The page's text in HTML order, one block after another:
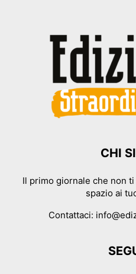
CHI
Il primo giornale che non
spazio ai
Contattaci: